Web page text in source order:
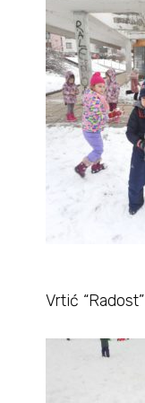
Vrtić “Radost”